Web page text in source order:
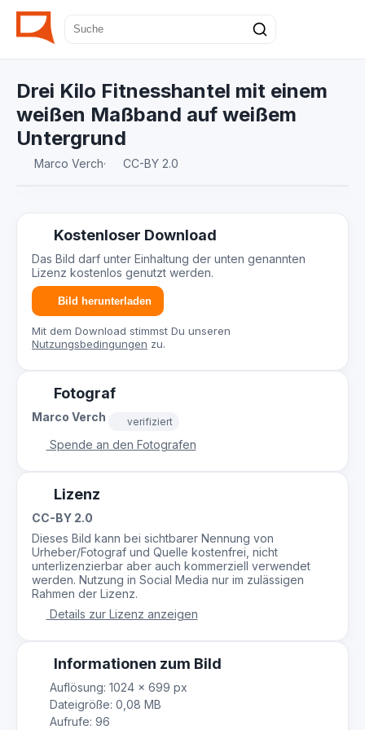
Drei Kilo Fitnesshantel mit einem
weißen Maßband auf weißem
Untergrund
Marco Verch· CC-BY 2.0
Kostenloser Download
Das Bild darf unter Einhaltung der unten genannten
Lizenz kostenlos genutzt werden.
Bild herunterladen
Mit dem Download stimmst Du unseren
Nutzungsbedingungen zu.
Fotograf
Marco Verch verifiziert
Spende an den Fotografen
Lizenz
CC-BY 2.0
Dieses Bild kann bei sichtbarer Nennung von
Urheber/Fotograf und Quelle kostenfrei, nicht
unterlizenzierbar aber auch kommerziell verwendet
werden. Nutzung in Social Media nur im zulässigen
Rahmen der Lizenz.
Details zur Lizenz anzeigen
Informationen zum Bild
Auflösung: 1024 × 699 px
Dateigröße: 0,08 MB
Aufrufe: 96